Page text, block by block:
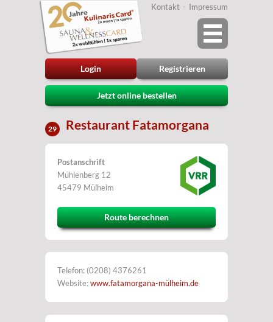
Login Registrieren
Kontakt Impressum
Jetzt online bestellen
29 Restaurant Fatamorgana
Postanschrift
Mühlenberg 12
45479 Mülheim
Route berechnen
Telefon: (0208) 4376261
Website:www.fatamorgana-mülheim.de